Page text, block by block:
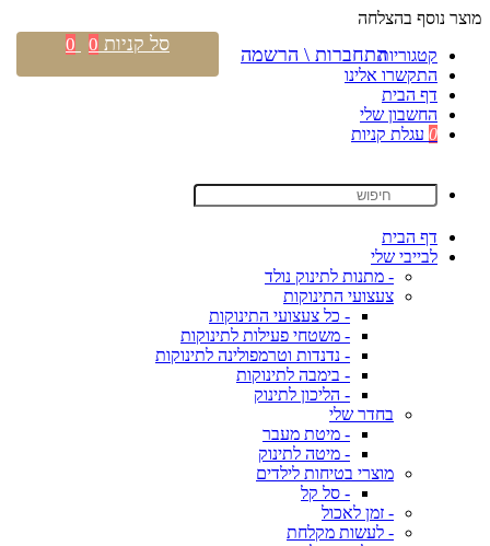
מוצר נוסף בהצלחה
קטגוריות
התקשרו אלינו
דף הבית
החשבון שלי
0 עגלת קניות
דף הבית
לבייבי שלי
- מתנות לתינוק נולד
צעצועי התינוקות
- כל צעצועי התינוקות
- משטחי פעילות לתינוקות
- נדנדות וטרמפולינה לתינוקות
- בימבה לתינוקות
- הליכון לתינוק
בחדר שלי
- מיטת מעבר
- מיטה לתינוק
מוצרי בטיחות לילדים
- סל קל
- זמן לאכול
- לעשות מקלחת
התחברות \ הרשמה סל קניות 0
0